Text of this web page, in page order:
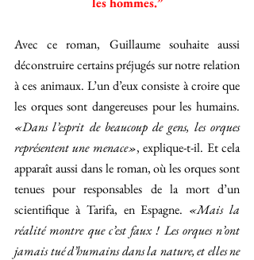
Avec ce roman, Guillaume souhaite aussi
déconstruire certains préjugés sur notre relation
à ces animaux. L’un d’eux consiste à croire que
«Dans l’esprit de beaucoup de gens, les orques
représentent une menace», explique-t-il. Et cela
apparaît aussi dans le roman, où les orques sont
tenues pour responsables de la mort d’un
scientifique à Tarifa, en Espagne. «Mais la
réalité montre que c’est faux ! Les orques n’ont
jamais tué d’humains dans la nature, et elles ne